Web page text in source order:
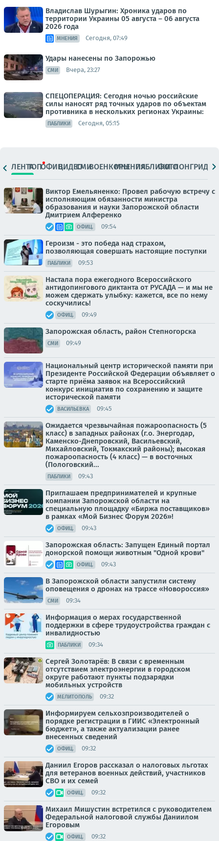
Владислав Шурыгин: Хроника ударов по
территории Украины 05 августа – 06 августа
2026 года
МНЕНИЯ Сегодня, 07:49
Удары нанесены по Запорожью
СМИ Вчера, 23:27
СПЕЦОПЕРАЦИЯ: Сегодня ночью российские
силы наносят ряд точных ударов по объектам
противника в нескольких регионах Украины:
ПАБЛИКИ Сегодня, 05:15
ЛЕНТАТОПОФИЦ.ВИДЕОСМИВОЕНКОРЫМНЕНИЯПАБЛИКИ
ФОТОЛОНГРИДЫ
Виктор Емельяненко: Провел рабочую встречу с
исполняющим обязанности министра
образования и науки Запорожской области
Дмитрием Алференко
ОФИЦ. 09:54
Героизм - это победа над страхом,
позволяющая совершать настоящие поступки
ПАБЛИКИ 09:53
Настала пора ежегодного Всероссийского
антидопингового диктанта от РУСАДА — и мы не
можем сдержать улыбку: кажется, все по нему
соскучились!
ОФИЦ. 09:49
Запорожская область, район Степногорска
СМИ 09:49
Национальный центр исторической памяти при
Президенте Российской Федерации объявляет о
старте приёма заявок на Всероссийский
конкурс инициатив по сохранению и защите
исторической памяти
ВАСИЛЬЕВКА 09:45
Ожидается чрезвычайная пожароопасность (5
класс) в западных районах (г.о. Энергодар,
Каменско-Днепровский, Васильевский,
Михайловский, Токмакский районы); высокая
пожароопасность (4 класс) — в восточных
(Пологовский...
ПАБЛИКИ 09:43
Приглашаем предпринимателей и крупные
компании Запорожской области на
специальную площадку «Биржа поставщиков»
в рамках «Мой Бизнес Форум 2026»!
ОФИЦ. 09:43
Запорожская область: Запущен Единый портал
донорской помощи животным "Одной крови"
ОФИЦ. 09:43
В Запорожской области запустили систему
оповещения о дронах на трассе «Новороссия»
СМИ 09:34
Информация о мерах государственной
поддержки в сфере трудоустройства граждан с
инвалидностью
ПАБЛИКИ 09:34
Сергей Золотарёв: В связи с временным
отсутствием электроэнергии в городском
округе работают пункты подзарядки
мобильных устройств
МЕЛИТОПОЛЬ 09:32
Информируем сельхозпроизводителей о
порядке регистрации в ГИИС «Электронный
бюджет», а также актуализации ранее
внесенных сведений
ОФИЦ. 09:32
Даниил Егоров рассказал о налоговых льготах
для ветеранов военных действий, участников
СВО и их семей
ОФИЦ. 09:32
Михаил Мишустин встретился с руководителем
Федеральной налоговой службы Даниилом
Егоровым
ОФИЦ. 09:32